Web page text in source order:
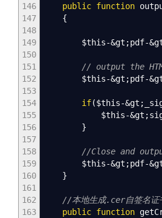
146
147
148
149
150
151
152
153
154
155
156
157
158
159
160
161
162
163
public function
{
$this-&gt ;pdf-&
// output the
$this-&gt ;pdf-&
if($this-&gt ;
$this-&gt ;
}
//Close and
$this-&gt ;pdf-&
}
//本地生成.cer自签名证
public function